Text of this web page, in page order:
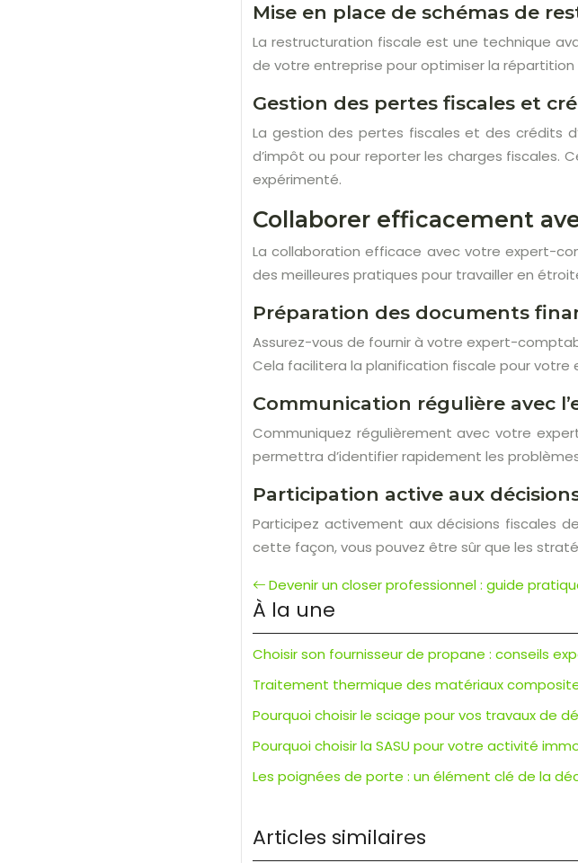
Mise en place de schémas de
La restructuration fiscale est une technique
de votre entreprise pour optimiser la
Gestion des pertes fiscales et
La gestion des pertes fiscales et des crédits
d’impôt ou pour reporter les charges
expérimenté.
Collaborer efficacement
La collaboration efficace avec votre expert-
des meilleures pratiques pour travailler en
Préparation des documents
Assurez-vous de fournir à votre expert-
Cela facilitera la planification fiscale pour votre
Communication régulière avec
Communiquez régulièrement avec votre
permettra d’identifier rapidement les
Participation active aux
Participez activement aux décisions fiscales
cette façon, vous pouvez être sûr que les
Devenir un closer professionnel : guide
À la une
Choisir son fournisseur de propane : conseils
Traitement thermique des matériaux
Pourquoi choisir le sciage pour vos travaux de
Pourquoi choisir la SASU pour votre activité
Les poignées de porte : un élément clé de la
Articles similaires